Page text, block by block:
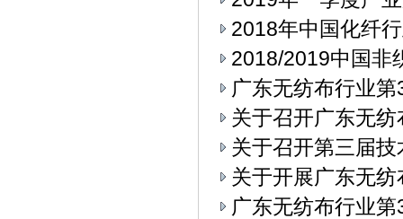
2018年中国化纤
2018/2019中国非
广东无纺布行业
关于召开广东无
关于召开第三届
关于开展广东无
广东无纺布行业